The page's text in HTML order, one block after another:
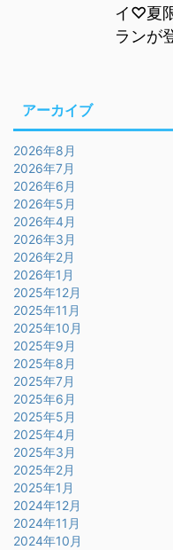
イ♡夏
ランが
アーカイブ
2026年8月
2026年7月
2026年6月
2026年5月
2026年4月
2026年3月
2026年2月
2026年1月
2025年12月
2025年11月
2025年10月
2025年9月
2025年8月
2025年7月
2025年6月
2025年5月
2025年4月
2025年3月
2025年2月
2025年1月
2024年12月
2024年11月
2024年10月